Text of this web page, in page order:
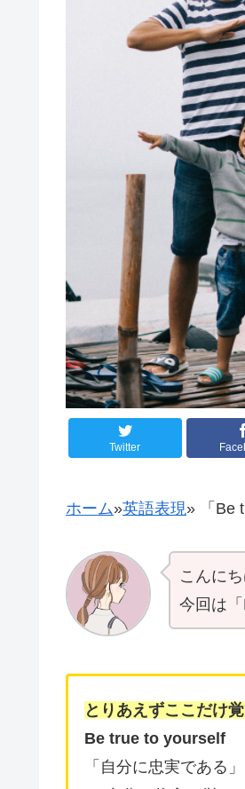
Twitter
ホーム»英語表現» 「Be
こんに
今回は
とりあえずここだけ覚
Be true to yourself
「自分に忠実である」